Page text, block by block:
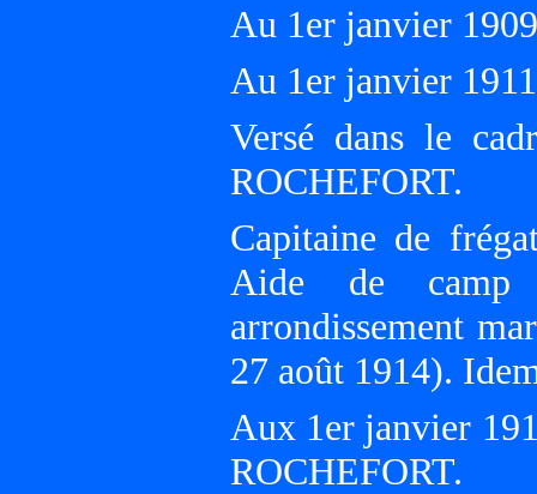
Au 1er janvier
Au 1er janvier
Versé dans le
ROCHEFORT.
Capitaine de
Aide de
arrondissement
27 août 1914).
Aux 1er janvier
ROCHEFORT.